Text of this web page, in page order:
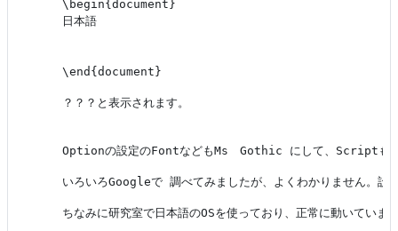
\begin{document}
日本語
\end{document}
？？？と表示されます。
Optionの設定のFontなどもMs　Gothic にして、Scriptも日
いろいろGoogleで 調べてみましたが、よくわかりません。設
ちなみに研究室で日本語のOSを使っており、正常に動いていま